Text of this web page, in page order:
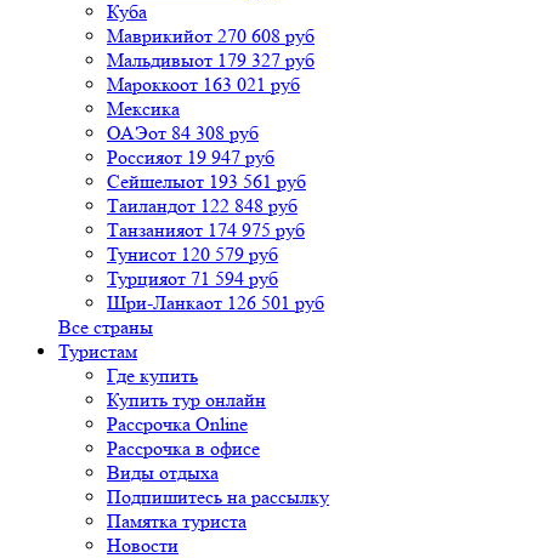
Куба
Маврикийот 270 608 руб
Мальдивыот 179 327 руб
Мароккоот 163 021 руб
Мексика
ОАЭот 84 308 руб
Россияот 19 947 руб
Сейшелыот 193 561 руб
Таиландот 122 848 руб
Танзанияот 174 975 руб
Тунисот 120 579 руб
Турцияот 71 594 руб
Шри-Ланкаот 126 501 руб
Все страны
Туристам
Где купить
Купить тур онлайн
Рассрочка Online
Рассрочка в офисе
Виды отдыха
Подпишитесь на рассылку
Памятка туриста
Новости